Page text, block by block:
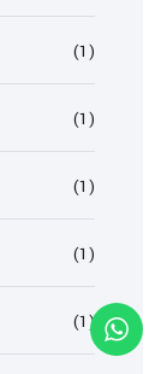
(1)
(1)
(1)
(1)
(1)